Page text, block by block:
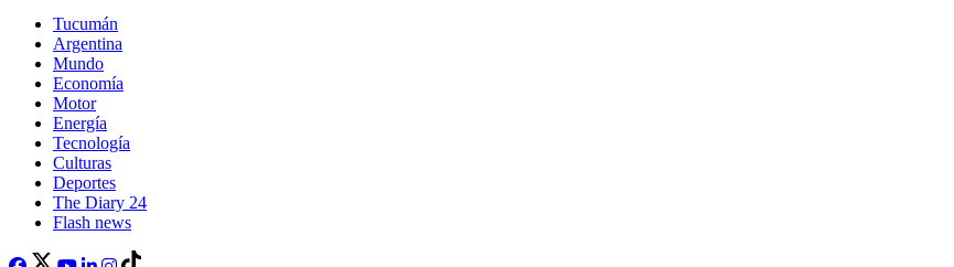
Tucumán
Argentina
Mundo
Economía
Motor
Energía
Tecnología
Culturas
Deportes
The Diary 24
Flash news